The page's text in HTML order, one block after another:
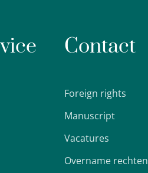
Contact
Foreign rights
Manuscript
Vacatures
Overname rechten